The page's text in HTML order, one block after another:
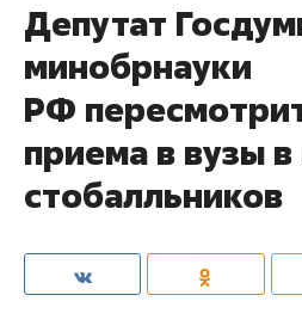
Депутат
минобрнауки
РФ
приема в вузы в
стобалльников